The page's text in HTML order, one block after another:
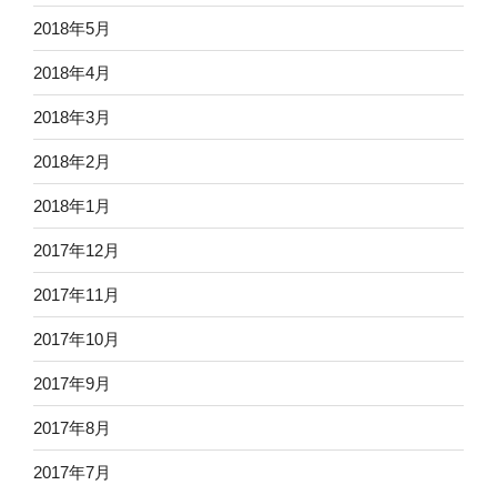
2018年5月
2018年4月
2018年3月
2018年2月
2018年1月
2017年12月
2017年11月
2017年10月
2017年9月
2017年8月
2017年7月